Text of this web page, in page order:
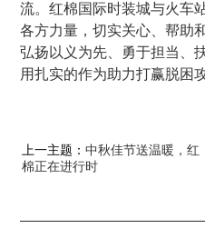
流。红棉国际时装城与火车
各方力量，切实关心、帮助
弘扬以义为先、勇于担当、
用扎实的作为助力打赢脱困
上一主题：中秋佳节送温暖，红
棉正在进行时